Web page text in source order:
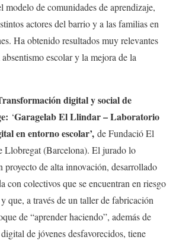
modelo de comunidades de aprendizaje,
actores del barrio y a las familias en
Ha obtenido resultados muy relevantes
escolar y la mejora de la
digital y social de
‘Garagelab El Llindar – Laboratorio
en entorno escolar’, de Fundació El
Llobregat (Barcelona). El jurado lo
proyecto de alta innovación, desarrollado
con colectivos que se encuentran en riesgo
que, a través de un taller de fabricación
de “aprender haciendo”, además de
de jóvenes desfavorecidos, tiene